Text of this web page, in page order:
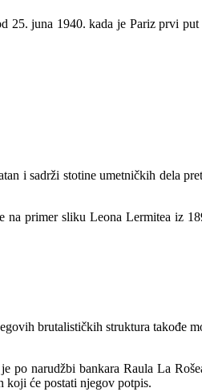
juna 1940. kada je Pariz prvi put
i sadrži stotine umetničkih dela
primer sliku Leona Lermitea iz
brutalističkih struktura takođe
po narudžbi bankara Raula La
koji će postati njegov potpis.